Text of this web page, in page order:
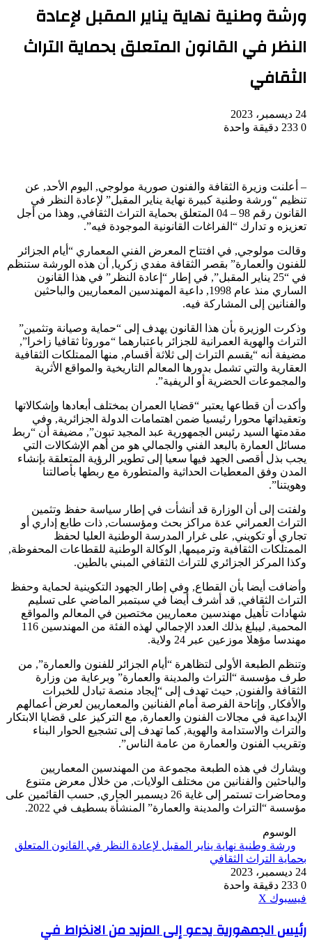
ورشة وطنية نهاية يناير المقبل لإعادة
النظر في القانون المتعلق بحماية التراث
الثقافي
24 ديسمبر، 2023
0
دقيقة واحدة
– أعلنت وزيرة الثقافة والفنون صورية مولوجي, اليوم الأحد, عن
تنظيم “ورشة وطنية كبيرة نهاية يناير المقبل” لإعادة النظر في
القانون رقم 98 – 04 المتعلق بحماية التراث الثقافي, وهذا من أجل
تعزيزه و تدارك “الفراغات القانونية الموجودة فيه”.
وقالت مولوجي, في افتتاح المعرض الفني المعماري “أيام الجزائر
للفنون والعمارة” بقصر الثقافة مفدي زكريا, أن هذه الورشة ستنظم
في “25 يناير المقبل”, في إطار “إعادة النظر” في هذا القانون
الساري منذ عام 1998, داعية المهندسين المعماريين والباحثين
والفنانين إلى المشاركة فيه.
وذكرت الوزيرة بأن هذا القانون يهدف إلى “حماية وصيانة وتثمين”
التراث والهوية العمرانية للجزائر باعتبارهما “موروثا ثقافيا زاخرا”,
مضيفة أنه “يقسم التراث إلى ثلاثة أقسام, منها الممتلكات الثقافية
العقارية والتي تشمل بدورها المعالم التاريخية والمواقع الأثرية
والمجموعات الحضرية أو الريفية”.
وأكدت أن قطاعها يعتبر “قضايا العمران بمختلف أبعادها وإشكالاتها
وتعقيداتها محورا رئيسيا ضمن اهتمامات الدولة الجزائرية, وفي
مقدمتها السيد رئيس الجمهورية عبد المجيد تبون”, مضيفة أن “ربط
مسائل العمارة بالبعد الفني والجمالي هو من أهم الإشكالات التي
يجب بذل أقصى الجهد فيها سعيا إلى تطوير الرؤية المتعلقة بإنشاء
المدن وفق المعطيات الحداثية والمتطورة مع ربطها بأصالتنا
وهويتنا”.
ولفتت إلى أن الوزارة قد أنشأت في إطار سياسة حفظ وتثمين
التراث العمراني عدة مراكز بحث ومؤسسات, ذات طابع إداري أو
تجاري أو تكويني, على غرار المدرسة الوطنية العليا لحفظ
الممتلكات الثقافية وترميمها, الوكالة الوطنية للقطاعات المحفوظة,
وكذا المركز الجزائري للتراث الثقافي المبني بالطين.
وأضافت أيضا بأن القطاع, وفي إطار الجهود التكوينية لحماية وحفظ
التراث الثقافي, قد أشرف أيضا في سبتمبر الماضي على تسليم
شهادات تأهيل مهندسين معماريين مختصين في المعالم والمواقع
المحمية, ليبلغ بذلك العدد الإجمالي لهذه الفئة من المهندسين 116
مهندسا مؤهلا موزعين عبر 24 ولاية.
وتنظم الطبعة الأولى لتظاهرة “أيام الجزائر للفنون والعمارة”, من
طرف مؤسسة “التراث والمدينة والعمارة” وبرعاية من وزارة
الثقافة والفنون, حيث تهدف إلى “إيجاد منصة تبادل للخبرات
والأفكار, وإتاحة الفرصة أمام الفنانين والمعماريين لعرض أعمالهم
الإبداعية في مجالات الفنون والعمارة, مع التركيز على قضايا الابتكار
والتراث والاستدامة والهوية, كما تهدف إلى تشجيع الحوار البناء
وتقريب الفنون والعمارة من عامة الناس”.
ويشارك في هذه الطبعة مجموعة من المهندسين المعماريين
والباحثين والفنانين من مختلف الولايات, من خلال معرض متنوع
ومحاضرات تستمر إلى غاية 26 ديسمبر الجاري, حسب القائمين على
مؤسسة “التراث والمدينة والعمارة” المنشأة بسطيف في 2022.
الوسوم
ورشة وطنية نهاية يناير المقبل لإعادة النظر في القانون المتعلق
بحماية التراث الثقافي
24 ديسمبر، 2023
0
دقيقة واحدة
فيسبوك ‫X
رئيس
الجمهورية
رئيس الجمهورية يدعو إلى المزيد من الانخراط في